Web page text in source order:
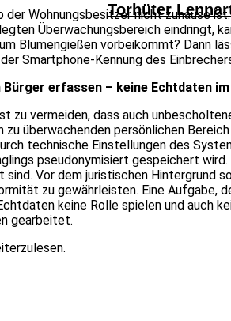
Torhüter
der Wohnungsbesitzer nicht zuhause
Überwachungsbereich eindringt,
Blumengießen vorbeikommt? Dann
Smartphone-Kennung des
Bürger erfassen – keine Echtdaten
zu vermeiden, dass auch
zu überwachenden persönlichen
technische Einstellungen des
pseudonymisiert gespeichert
sind. Vor dem juristischen Hintergrund
zu gewährleisten. Eine Aufgabe,
keine Rolle spielen und auch
gearbeitet.